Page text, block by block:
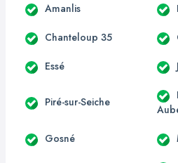
Amanlis
Chanteloup 35
Essé
Piré-sur-Seiche
Gosné